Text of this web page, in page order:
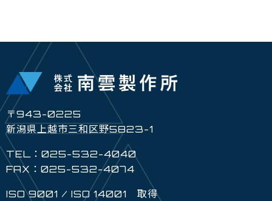
〒943-0225
新潟県上越市三和区野5823-1
TEL：025-532-4040
FAX：025-532-4074
ISO 9001 / ISO 14001 取得